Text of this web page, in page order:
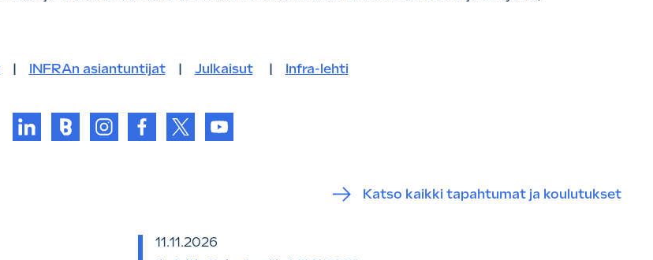
| INFRAn asiantuntijat| Julkaisut| Infra-lehti
11.11.2026
Katso kaikki tapahtumat ja koulutukset